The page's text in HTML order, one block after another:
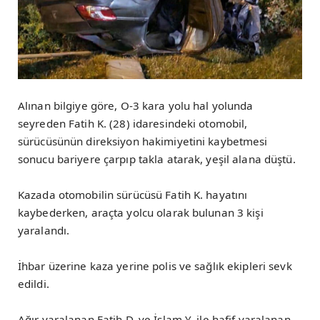
Alınan bilgiye göre, O-3 kara yolu hal yolunda
seyreden Fatih K. (28) idaresindeki otomobil,
sürücüsünün direksiyon hakimiyetini kaybetmesi
sonucu bariyere çarpıp takla atarak, yeşil alana düştü.
Kazada otomobilin sürücüsü Fatih K. hayatını
kaybederken, araçta yolcu olarak bulunan 3 kişi
yaralandı.
İhbar üzerine kaza yerine polis ve sağlık ekipleri sevk
edildi.